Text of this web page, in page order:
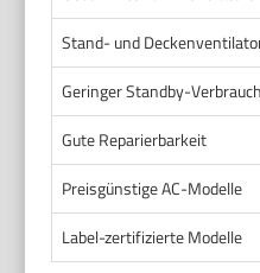
Stand- und
Geringer Standby-Verbrauch
Gute Reparierbarkeit
Preisgünstige AC-Modelle
Label-zertifizierte Modelle